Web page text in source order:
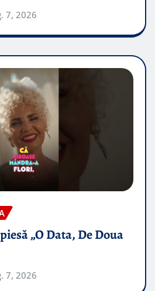
7, 2026
„O Data, De Doua
7, 2026